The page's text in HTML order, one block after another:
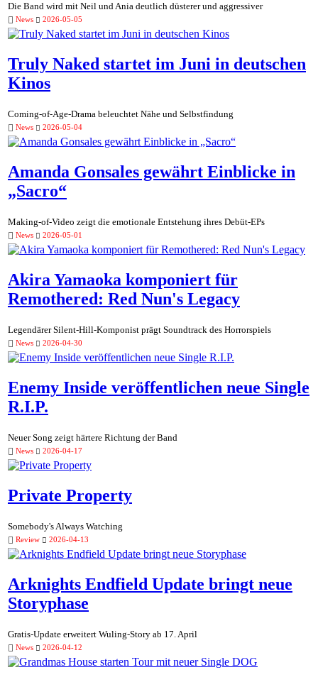
Die Band wird mit Neil und Ania deutlich düsterer und aggressiver
News 2026-05-05
Truly Naked startet im Juni in deutschen
Kinos
Coming-of-Age-Drama beleuchtet Nähe und Selbstfindung
News 2026-05-04
Amanda Gonsales gewährt Einblicke in
„Sacro“
Making-of-Video zeigt die emotionale Entstehung ihres Debüt-EPs
News 2026-05-01
Akira Yamaoka komponiert für
Remothered: Red Nun's Legacy
Legendärer Silent-Hill-Komponist prägt Soundtrack des Horrorspiels
News 2026-04-30
Enemy Inside veröffentlichen neue Single
R.I.P.
Neuer Song zeigt härtere Richtung der Band
News 2026-04-17
Private Property
Somebody's Always Watching
Review 2026-04-13
Arknights Endfield Update bringt neue
Storyphase
Gratis-Update erweitert Wuling-Story ab 17. April
News 2026-04-12